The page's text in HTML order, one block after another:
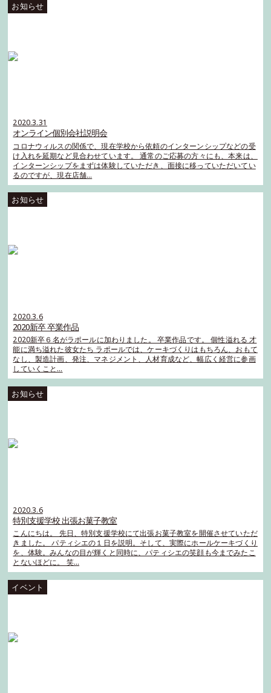
2020.3.31
オンライン個別会社説明会
コロナウィルスの関係で、現在学校から依頼のインターンシップなどの受
け入れを延期など見合わせています。 通常のご応募の方々にも、本来は、
インターンシップをまずは体験していただき、面接に移っていただいてい
るのですが、現在店舗…
2020.3.6
2020新卒 卒業作品
2020新卒６名がラポールに加わりました。 卒業作品です。 個性溢れる 才
能に満ち溢れた彼女たち ラポールでは、ケーキづくりはもちろん、おもて
なし、製造計画、発注、マネジメント、人材育成など、幅広く経営に参画
していくこと…
2020.3.6
特別支援学校 出張お菓子教室
こんにちは。 先日、特別支援学校にて出張お菓子教室を開催させていただ
きました。 パティシエの１日を説明。そして、実際にホールケーキづくり
を、体験。みんなの目が輝くと同時に、パティシエの笑顔も今までみたこ
とないほどに。 笑…